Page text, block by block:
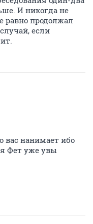
работать, и
письмом.
резюме не
и т.д.
и/или в резюме.